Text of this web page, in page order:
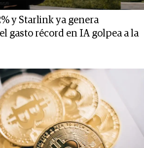
y Starlink ya genera
gasto récord en IA golpea a la